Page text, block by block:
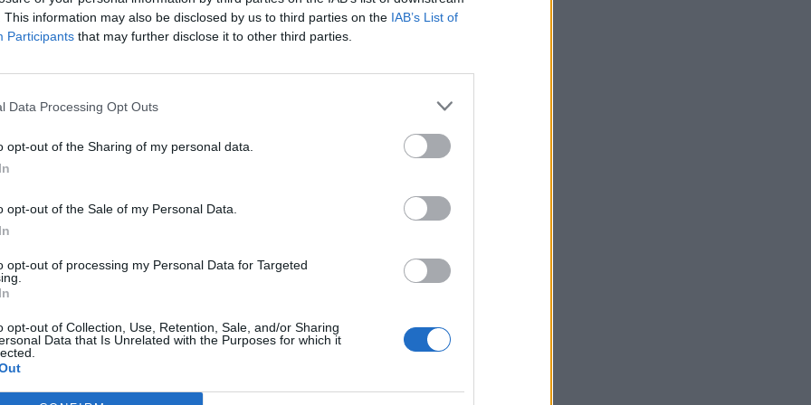
This information may also be disclosed by us to third parties on the IAB’s List of
Participants that may further disclose it to other third parties.
Data Processing Opt Outs
opt-out of the Sharing of my personal data.
opt-out of the Sale of my Personal Data.
opt-out of processing my Personal Data for Targeted
opt-out of Collection, Use, Retention, Sale, and/or Sharing
Data that Is Unrelated with the Purposes for which it
gazit duhet të investojnë fitimet e tyre për uljen e kostove
nuk e bëjnë këtë, ai do t’i kërkojë Kongresit të
naftës që të paguajnë gjoba tatimore dhe të përballen
një javë përpara se amerikanët të vendosin nëse
kontrollin e Kongresit. Republikanët duket se janë
ndërsa për Senatin nuk është e qartë.
Exxon Mobil Corp. dhe Chevron Corp., publikuan një
nga rritja e çmimeve të gazit natyror dhe
botën dhe kanë shkaktuar thirrje të reja për taksimin e